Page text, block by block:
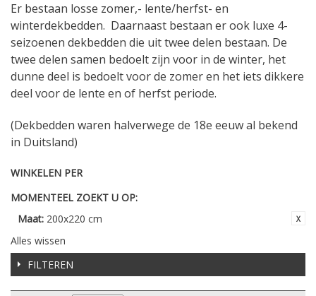
Er bestaan losse zomer,- lente/herfst- en
winterdekbedden. Daarnaast bestaan er ook luxe 4-
seizoenen dekbedden die uit twee delen bestaan. De
twee delen samen bedoelt zijn voor in de winter, het
dunne deel is bedoelt voor de zomer en het iets dikkere
deel voor de lente en of herfst periode.
(Dekbedden waren halverwege de 18e eeuw al bekend
in Duitsland)
WINKELEN PER
MOMENTEEL ZOEKT U OP:
Maat: 200x220 cm
Alles wissen
FILTEREN